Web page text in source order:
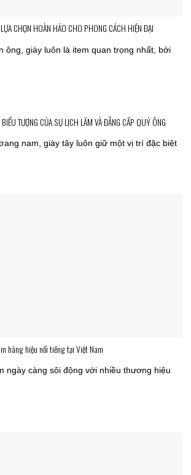
CHỌN HOÀN HẢO CHO PHONG CÁCH HIỆN ĐẠI
ông, giày luôn là item quan trọng nhất, bởi
TƯỢNG CỦA SỰ LỊCH LÃM VÀ ĐẲNG CẤP QUÝ ÔNG
nam, giày tây luôn giữ một vị trí đặc biệt
hàng hiệu nổi tiếng tại Việt Nam
ngày càng sôi động với nhiều thương hiệu